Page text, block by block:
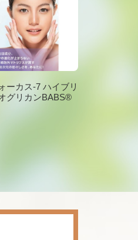
ーカス-7 ハイブリ
グリカンBABS®